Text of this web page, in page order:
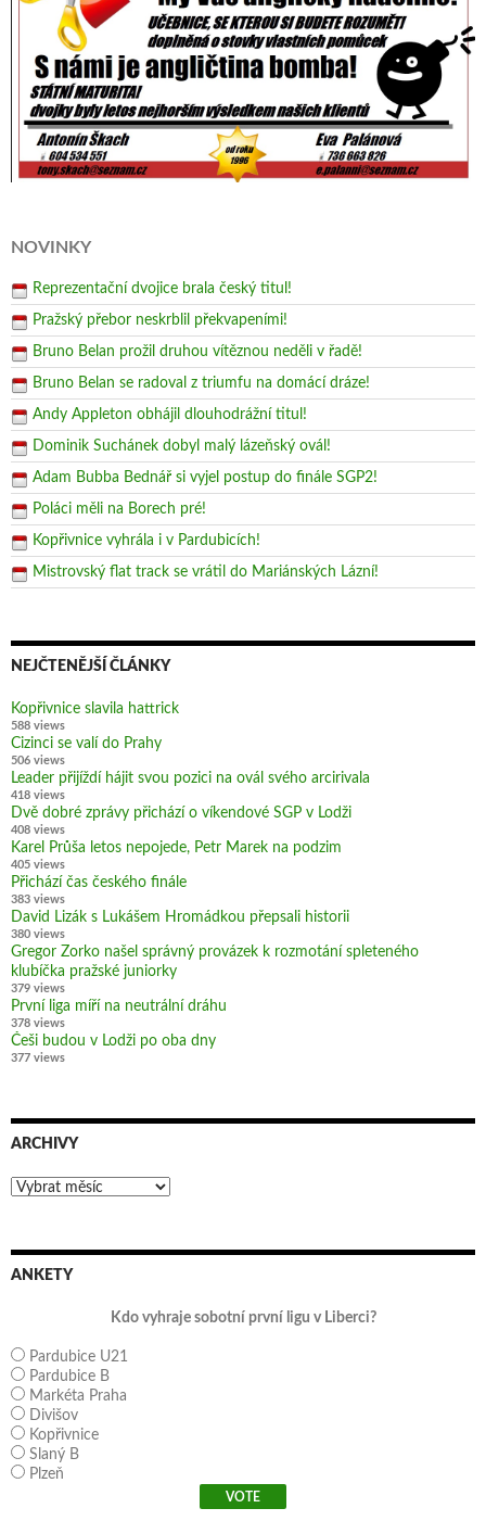
NOVINKY
Reprezentační dvojice brala český titul!
Pražský přebor neskrblil překvapeními!
Bruno Belan prožil druhou vítěznou neděli v řadě!
Bruno Belan se radoval z triumfu na domácí dráze!
Andy Appleton obhájil dlouhodrážní titul!
Dominik Suchánek dobyl malý lázeňský ovál!
Adam Bubba Bednář si vyjel postup do finále SGP2!
Poláci měli na Borech pré!
Kopřivnice vyhrála i v Pardubicích!
Mistrovský flat track se vrátil do Mariánských Lázní!
NEJČTENĚJŠÍ ČLÁNKY
Kopřivnice slavila hattrick
588 views
Cizinci se valí do Prahy
506 views
Leader přijíždí hájit svou pozici na ovál svého arcirivala
418 views
Dvě dobré zprávy přichází o víkendové SGP v Lodži
408 views
Karel Průša letos nepojede, Petr Marek na podzim
405 views
Přichází čas českého finále
383 views
David Lizák s Lukášem Hromádkou přepsali historii
380 views
Gregor Zorko našel správný provázek k rozmotání spleteného
klubíčka pražské juniorky
379 views
První liga míří na neutrální dráhu
378 views
Češi budou v Lodži po oba dny
377 views
ARCHIVY
Archivy
ANKETY
Kdo vyhraje sobotní první ligu v Liberci?
Pardubice U21
Pardubice B
Markéta Praha
Divišov
Kopřivnice
Slaný B
Plzeň